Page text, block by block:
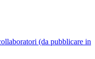
(da pubblicare in